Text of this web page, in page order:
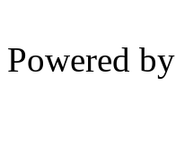
Powered by